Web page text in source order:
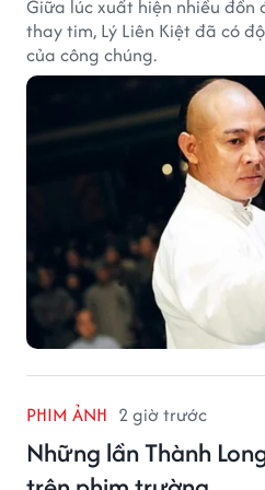
Giữa lúc xuất hiện nhiều đồn
thay tim, Lý Liên Kiệt đã có
của công chúng.
PHIM ẢNH 2 giờ trước
Những lần Thành